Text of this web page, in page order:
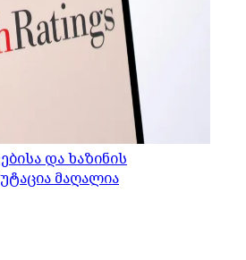
და ხაზინის
მაღალია